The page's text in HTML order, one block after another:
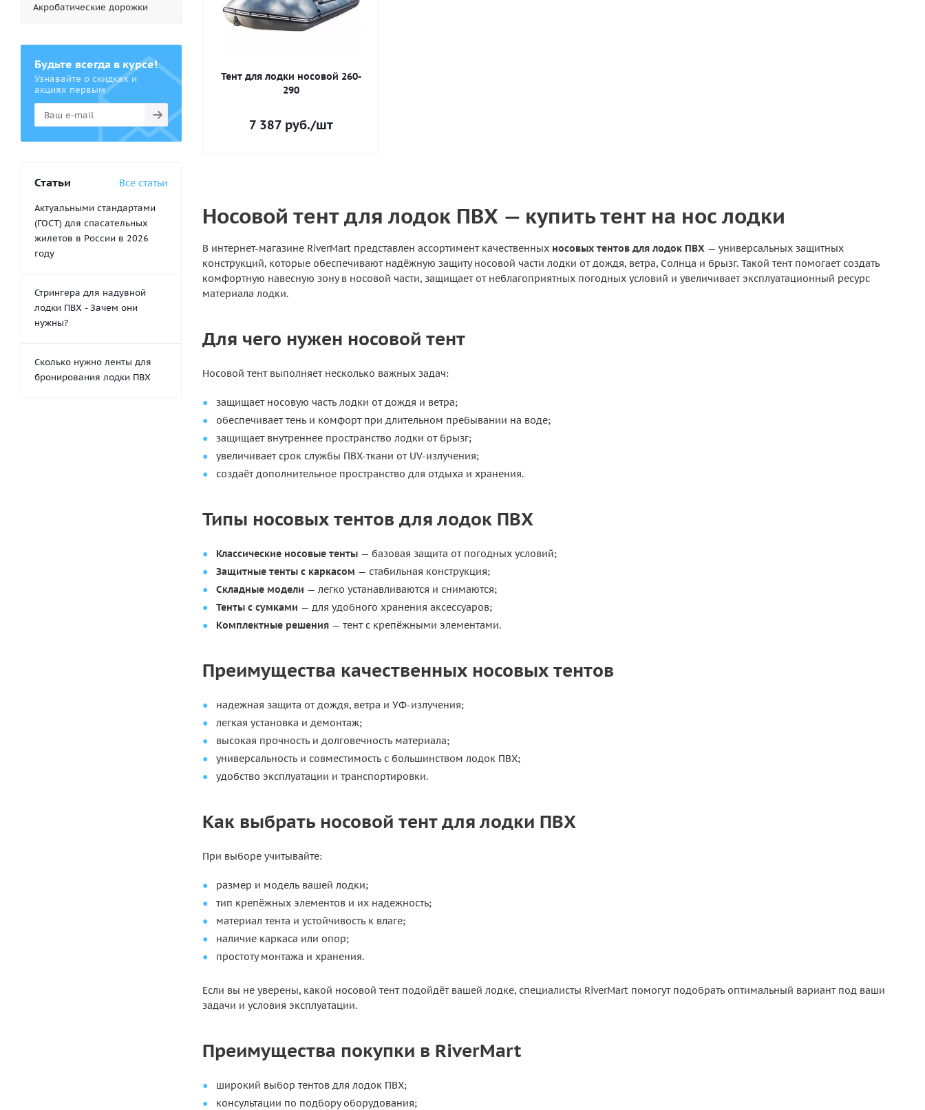
Тент для лодки носовой 260-
290
7 387руб./шт
Носовой тент для лодок ПВХ — купить тент на нос лодки
В интернет-магазине RiverMart представлен ассортимент качественных носовых тентов для лодок ПВХ — универсальных защитных
конструкций, которые обеспечивают надёжную защиту носовой части лодки от дождя, ветра, Солнца и брызг. Такой тент помогает создать
комфортную навесную зону в носовой части, защищает от неблагоприятных погодных условий и увеличивает эксплуатационный ресурс
материала лодки.
Для чего нужен носовой тент
Носовой тент выполняет несколько важных задач:
защищает носовую часть лодки от дождя и ветра;
обеспечивает тень и комфорт при длительном пребывании на воде;
защищает внутреннее пространство лодки от брызг;
увеличивает срок службы ПВХ-ткани от UV-излучения;
создаёт дополнительное пространство для отдыха и хранения.
Типы носовых тентов для лодок ПВХ
Классические носовые тенты — базовая защита от погодных условий;
Защитные тенты с каркасом — стабильная конструкция;
Складные модели — легко устанавливаются и снимаются;
Тенты с сумками — для удобного хранения аксессуаров;
Комплектные решения — тент с крепёжными элементами.
Преимущества качественных носовых тентов
надежная защита от дождя, ветра и УФ-излучения;
легкая установка и демонтаж;
высокая прочность и долговечность материала;
универсальность и совместимость с большинством лодок ПВХ;
удобство эксплуатации и транспортировки.
Как выбрать носовой тент для лодки ПВХ
При выборе учитывайте:
размер и модель вашей лодки;
тип крепёжных элементов и их надежность;
материал тента и устойчивость к влаге;
наличие каркаса или опор;
простоту монтажа и хранения.
Если вы не уверены, какой носовой тент подойдёт вашей лодке, специалисты RiverMart помогут подобрать оптимальный вариант под ваши
задачи и условия эксплуатации.
Преимущества покупки в RiverMart
широкий выбор тентов для лодок ПВХ;
консультации по подбору оборудования;
Акробатические дорожки
Будьте всегда в курсе!
Узнавайте о скидках и
акциях первым
Статьи Все статьи
Актуальными стандартами
(ГОСТ) для спасательных
жилетов в России в 2026
году
Стрингера для надувной
лодки ПВХ - Зачем они
нужны?
Сколько нужно ленты для
бронирования лодки ПВХ